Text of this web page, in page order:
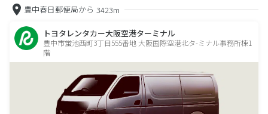
豊中春日郵便局から 3423m
トヨタレンタカー大阪空港ターミナル
豊中市蛍池西町3丁目555番地 大阪国際空港北タ-ミナル事務所棟1
階